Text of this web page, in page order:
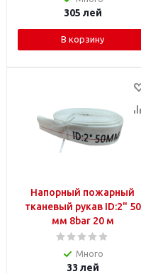
305 лей
В корзину
Напорный пожарный
тканевый рукав ID:2" 50
мм 8bar 20 м
Много
33 лей